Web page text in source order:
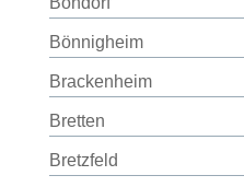
Bönnigheim
Brackenheim
Bretten
Bretzfeld